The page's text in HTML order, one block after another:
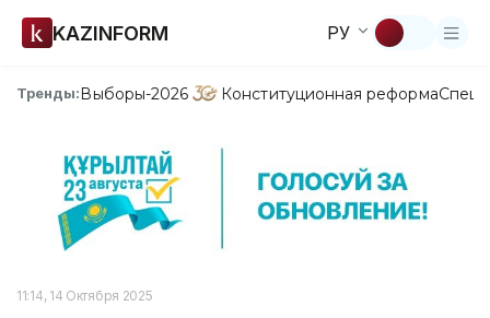
KAZINFORM РУ
Тренды:Выборы-2026 Конституционная реформа
11:14, 14 Октября 2025